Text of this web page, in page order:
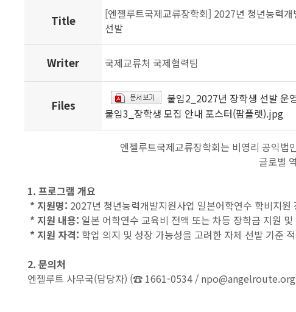
Title
[엔젤루트국제교류장학회] 2027년 청년능력
선발
Writer 국제교류처 국제협력팀
Files
붙임2_2027년 장학생 선발 운
붙임3_장학생 모집 안내 포스터(팜플렛).jpg
엔젤루트국제교류장학회는 비영리 공익법
글로벌
1. 프로그램 개요
* 지원명: 2027년 청년능력개발지원사업 일본어학연수 학비지원
* 지원 내용: 일본 어학연수 교육비 전액 또는 차등 장학금 지원 및
* 지원 자격: 학업 의지 및 성장 가능성을 고려한 자체 선발 기준
2. 문의처
엔젤루트 사무국(담당자) (☎ 1661-0534 /